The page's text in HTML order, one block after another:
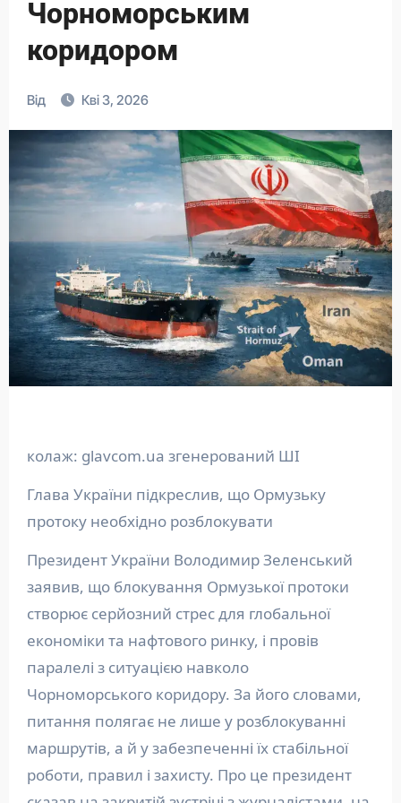
Чорноморським
коридором
Від Кві 3, 2026
колаж: glavcom.ua згенерований ШІ
Глава України підкреслив, що Ормузьку
протоку необхідно розблокувати
Президент України Володимир Зеленський
заявив, що блокування Ормузької протоки
створює серйозний стрес для глобальної
економіки та нафтового ринку, і провів
паралелі з ситуацією навколо
Чорноморського коридору. За його словами,
питання полягає не лише у розблокуванні
маршрутів, а й у забезпеченні їх стабільної
роботи, правил і захисту. Про це президент